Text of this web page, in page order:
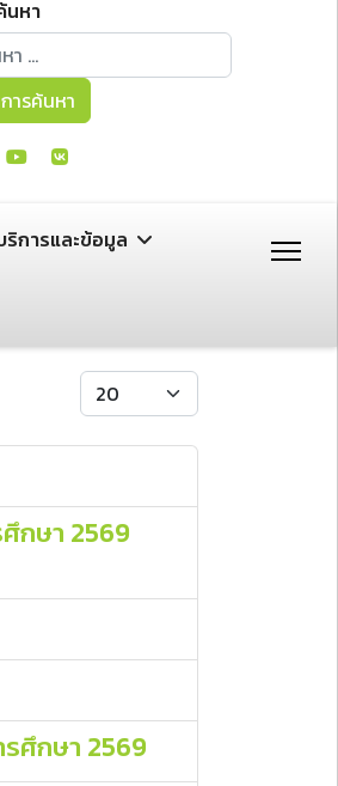
นหา
า
ารค้นหา
ริการและข้อมูล
แสดง #
กษา 2569
ศึกษา 2569